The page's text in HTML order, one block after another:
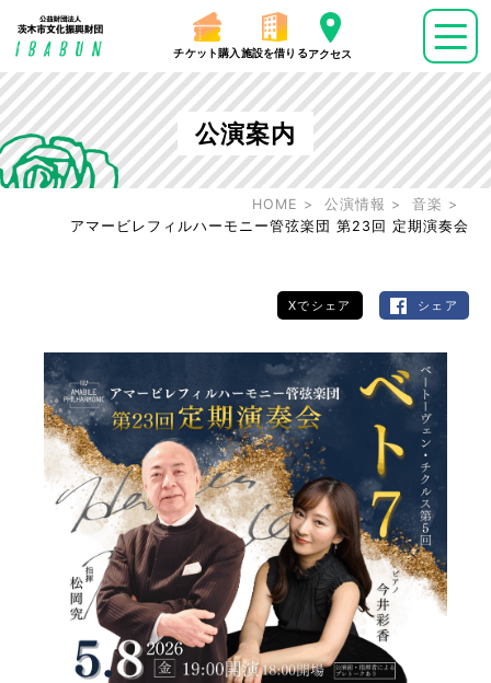
チケット購入 施設を借りるアクセス
公演案内
HOME 公演情報
音楽
アマービレフィルハーモニー管弦楽団 第23回 定期演奏会
Xでシェア シェア